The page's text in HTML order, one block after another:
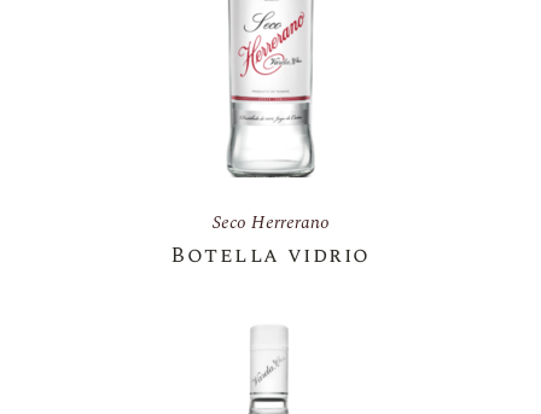
Seco Herrerano
Botella vidrio